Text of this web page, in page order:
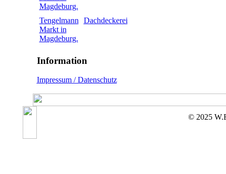
Tengelmann
Markt in
Magdeburg.
Dachdeckerei
Information
Impressum / Datenschutz
© 2025